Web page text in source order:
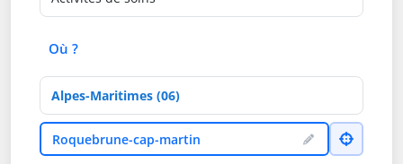
Où ?
Département
VilleRoquebrune-cap-martin